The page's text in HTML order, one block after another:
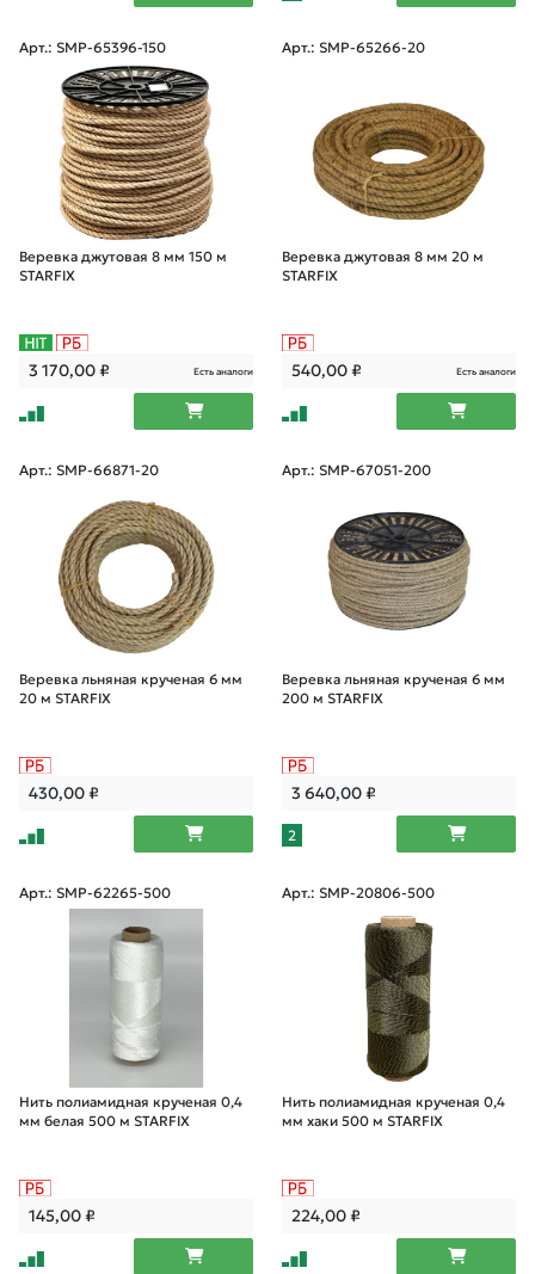
Арт.: SMP-65396-150
Веревка джутовая 8 мм 150 м
STARFIX
3 170,00₽ Есть аналоги
Арт.: SMP-65266-20
Веревка джутовая 8 мм 20 м
STARFIX
540,00₽ Есть аналоги
Арт.: SMP-66871-20
Веревка льняная крученая 6 мм
20 м STARFIX
430,00₽
Арт.: SMP-67051-200
Веревка льняная крученая 6 мм
200 м STARFIX
3 640,00₽
2
Арт.: SMP-62265-500
Нить полиамидная крученая 0,4
мм белая 500 м STARFIX
145,00₽
Арт.: SMP-20806-500
Нить полиамидная крученая 0,4
мм хаки 500 м STARFIX
224,00₽